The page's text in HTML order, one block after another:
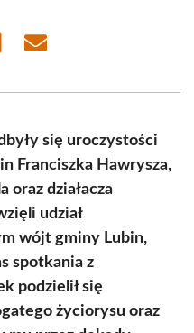
Share
się uroczystości
Franciszka Hawrysza,
oraz działacza
udział
wójt gminy Lubin,
spotkania z
podzielił się
życiorysu oraz